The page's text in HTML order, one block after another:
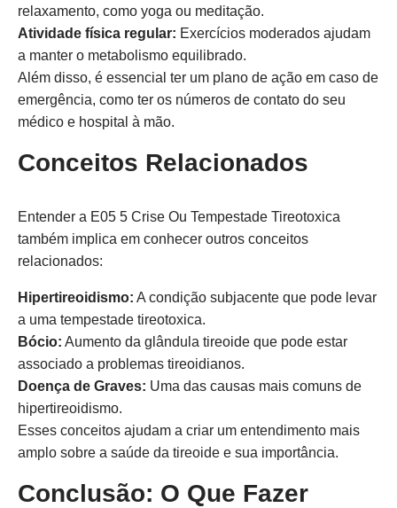
relaxamento, como yoga ou meditação.
Atividade física regular: Exercícios moderados ajudam
a manter o metabolismo equilibrado.
Além disso, é essencial ter um plano de ação em caso de
emergência, como ter os números de contato do seu
médico e hospital à mão.
Conceitos Relacionados
Entender a E05 5 Crise Ou Tempestade Tireotoxica
também implica em conhecer outros conceitos
relacionados:
Hipertireoidismo: A condição subjacente que pode levar
a uma tempestade tireotoxica.
Bócio: Aumento da glândula tireoide que pode estar
associado a problemas tireoidianos.
Doença de Graves: Uma das causas mais comuns de
hipertireoidismo.
Esses conceitos ajudam a criar um entendimento mais
amplo sobre a saúde da tireoide e sua importância.
Conclusão: O Que Fazer